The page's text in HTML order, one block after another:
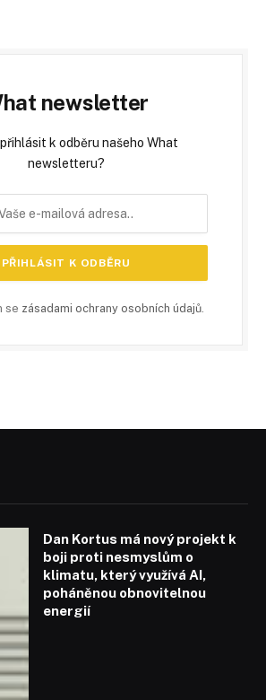
newsletter
k odběru našeho What
newsletteru?
se zásadami ochrany osobních údajů.
Dan Kortus má nový projekt k
boji proti nesmyslům o
klimatu, který využívá AI,
poháněnou obnovitelnou
energií